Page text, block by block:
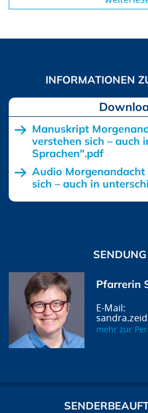
Manuskript
verstehen sich – auch
Sprachen".pdf
Audio
sich – auch in
Pfarrerin
mehr zur